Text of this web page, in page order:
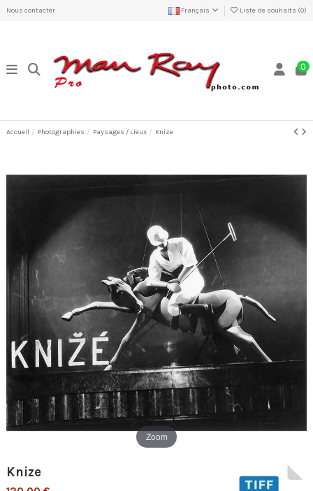
Nous contacter Français Liste de souhaits (0)
0
Accueil Photographies Paysages / Lieux Knize
Zoom
Knize